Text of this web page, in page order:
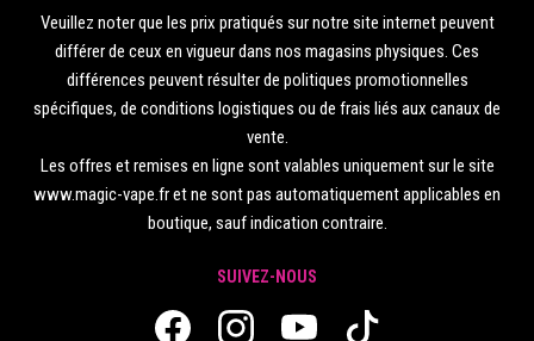
Veuillez noter que les prix pratiqués sur notre site internet peuvent
différer de ceux en vigueur dans nos magasins physiques. Ces
différences peuvent résulter de politiques promotionnelles
spécifiques, de conditions logistiques ou de frais liés aux canaux de
vente.
Les offres et remises en ligne sont valables uniquement sur le site
www.magic-vape.fr et ne sont pas automatiquement applicables en
boutique, sauf indication contraire.
SUIVEZ-NOUS